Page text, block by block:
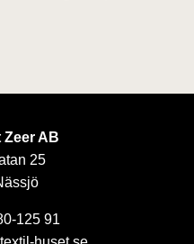
AB
25
125 91